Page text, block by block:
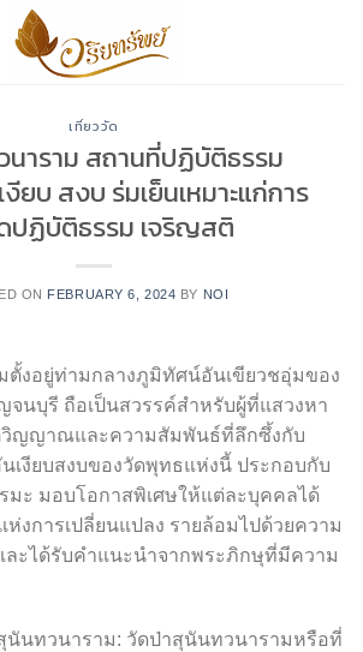
เที่ยววัด
าราม สถานที่ปฏิบัติธรรม
ยบ สงบ ร่มเย็นเหมาะแก่การ
ปฏิบัติธรรม เจริญสติ
ON FEBRUARY 6, 2024 BY NOI
ตั้งอยู่ท่ามกลางภูมิทัศน์อันเขียวชอุ่มของ
จนบุรี ถือเป็นสวรรค์สำหรับผู้ที่แสวงหา
วิญญาณและความสัมพันธ์ที่ลึกซึ้งกับ
นเงียบสงบของวัดพุทธแห่งนี้ ประกอบกับ
มะ มอบโอกาสพิเศษให้แต่ละบุคคลได้
ห่งการเปลี่ยนแปลง รายล้อมไปด้วยความ
ละได้รับคำแนะนำจากพระภิกษุที่มีความ
นันทวนาราม: วัดป่าสุนันทวนารามหรือที่